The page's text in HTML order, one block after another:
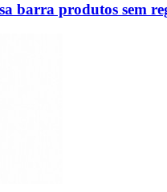
barra produtos sem